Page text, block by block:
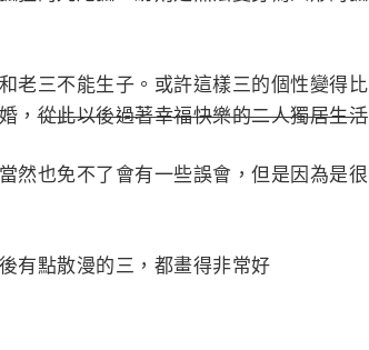
老三不能生子。或許這樣三的個性變得比
，從此以後過著幸福快樂的二人獨居生活
然也免不了會有一些誤會，但是因為是很
有點散漫的三，都畫得非常好